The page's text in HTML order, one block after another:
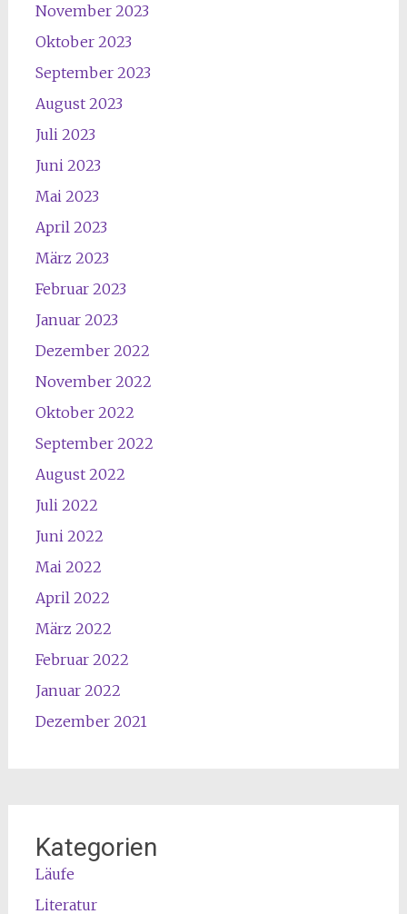
November 2023
Oktober 2023
September 2023
August 2023
Juli 2023
Juni 2023
Mai 2023
April 2023
März 2023
Februar 2023
Januar 2023
Dezember 2022
November 2022
Oktober 2022
September 2022
August 2022
Juli 2022
Juni 2022
Mai 2022
April 2022
März 2022
Februar 2022
Januar 2022
Dezember 2021
Kategorien
Läufe
Literatur